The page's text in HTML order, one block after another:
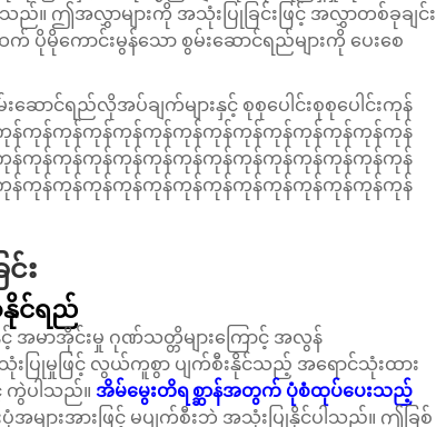
။ ဤအလွှာများကို အသုံးပြုခြင်းဖြင့် အလွှာတစ်ခုချင်း
ပိုမိုကောင်းမွန်သော စွမ်းဆောင်ရည်များကို ပေးစေ
ာင်ရည်လိုအပ်ချက်များနှင့် စုစုပေါင်းစုစုပေါင်းကုန်
ကုန်ကုန်ကုန်ကုန်ကုန်ကုန်ကုန်ကုန်ကုန်ကုန်ကုန်ကုန်ကုန်
ကုန်ကုန်ကုန်ကုန်ကုန်ကုန်ကုန်ကုန်ကုန်ကုန်ကုန်ကုန်ကုန်
ကုန်ကုန်ကုန်ကုန်ကုန်ကုန်ကုန်ကုန်ကုန်ကုန်ကုန်ကုန်ကုန်
း
င်ရည်
အမာအိုင်းမှု ဂုဏ်သတ္တိများကြောင့် အလွန်
းပြုမှုဖြင့် လွယ်ကူစွာ ပျက်စီးနိုင်သည့် အရောင်သုံးထား
ကွဲပါသည်။ အိမ်မွေးတိရစ္ဆာန်အတွက် ပုံစံထုပ်ပေးသည့်
ျားအားဖြင့် မပျက်စီးဘဲ အသုံးပြုနိုင်ပါသည်။ ဤခြစ်